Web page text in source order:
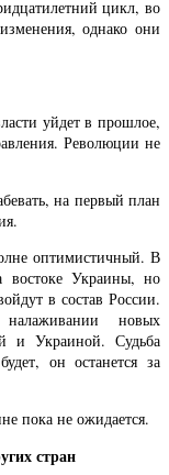
цикл, во
однако они
уйдет в прошлое,
Революции не
на первый план
оптимистичный. В
востоке Украины, но
в состав России.
новых
и Украиной. Судьба
он останется за
пока не ожидается.
стран